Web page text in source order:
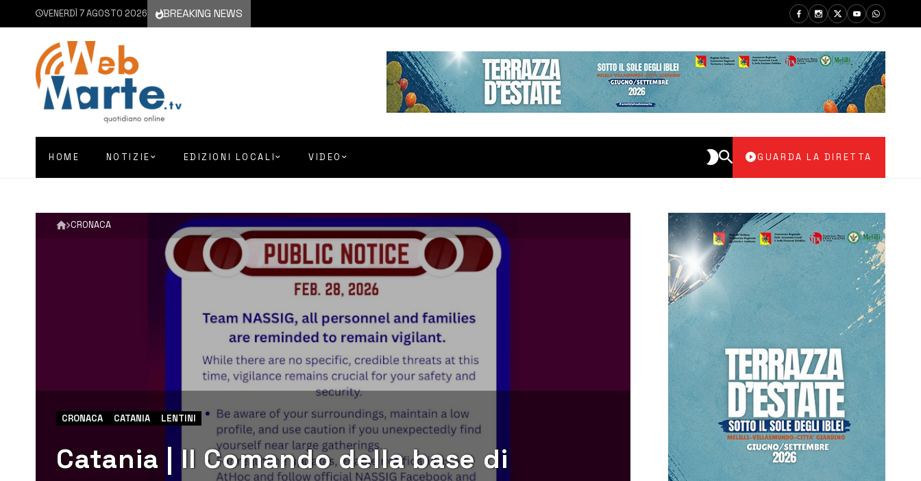
VENERDÌ 7 AGOSTO 2026 BREAKING NEWS
HOME NOTIZIE EDIZIONI LOCALI VIDEO GUARDA LA DIRETTA
CRONACA
CRONACA CATANIA LENTINI
Catania | Il Comando della base di